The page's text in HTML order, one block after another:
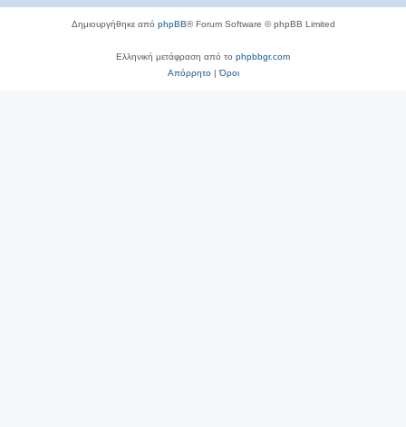
Δημιουργήθηκε από phpBB® Forum Software © phpBB Limited
Ελληνική μετάφραση από το phpbbgr.com
Απόρρητο|Όροι